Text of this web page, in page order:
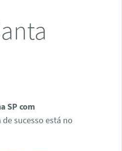
SP com
sucesso está no